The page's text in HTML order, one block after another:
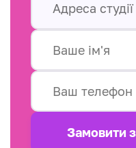
Адреса студії
Замовити